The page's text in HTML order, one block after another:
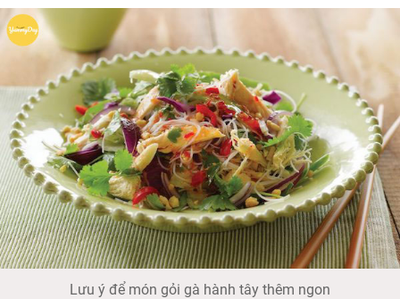
Lưu ý để món gỏi gà hành tây thêm ngon